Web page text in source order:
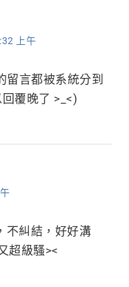
上午
留言都被系統分到
覆晚了 >_<)
不糾結，好好溝
超級騷><